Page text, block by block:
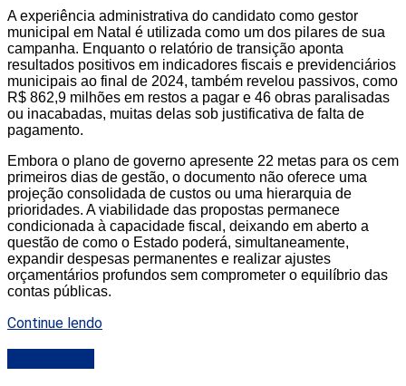
A experiência administrativa do candidato como gestor
municipal em Natal é utilizada como um dos pilares de sua
campanha. Enquanto o relatório de transição aponta
resultados positivos em indicadores fiscais e previdenciários
municipais ao final de 2024, também revelou passivos, como
R$ 862,9 milhões em restos a pagar e 46 obras paralisadas
ou inacabadas, muitas delas sob justificativa de falta de
pagamento.
Embora o plano de governo apresente 22 metas para os cem
primeiros dias de gestão, o documento não oferece uma
projeção consolidada de custos ou uma hierarquia de
prioridades. A viabilidade das propostas permanece
condicionada à capacidade fiscal, deixando em aberto a
questão de como o Estado poderá, simultaneamente,
expandir despesas permanentes e realizar ajustes
orçamentários profundos sem comprometer o equilíbrio das
contas públicas.
Continue lendo